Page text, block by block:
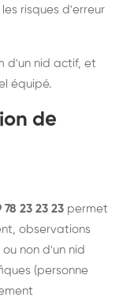
risques d'erreur
d'un nid actif, et
équipé.
de
78 23 23 23 permet
observations
non d'un nid
(personne